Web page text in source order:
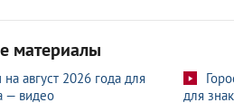
материалы
на август 2026 года для
— видео
для